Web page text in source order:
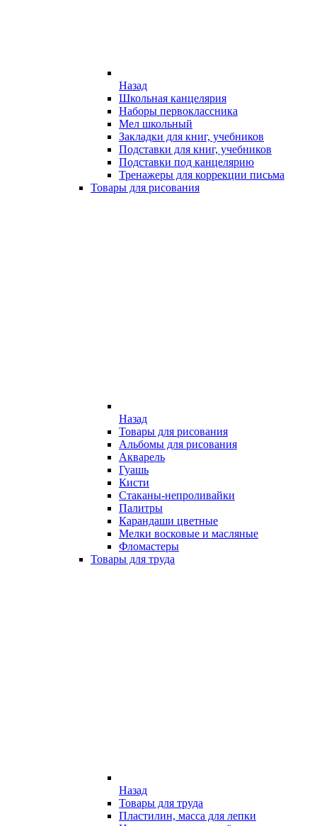
Назад
Школьная канцелярия
Наборы первоклассника
Мел школьный
Закладки для книг, учебников
Подставки для книг, учебников
Подставки под канцелярию
Тренажеры для коррекции письма
Товары для рисования
Назад
Товары для рисования
Альбомы для рисования
Акварель
Гуашь
Кисти
Стаканы-непроливайки
Палитры
Карандаши цветные
Мелки восковые и масляные
Фломастеры
Товары для труда
Назад
Товары для труда
Пластилин, масса для лепки